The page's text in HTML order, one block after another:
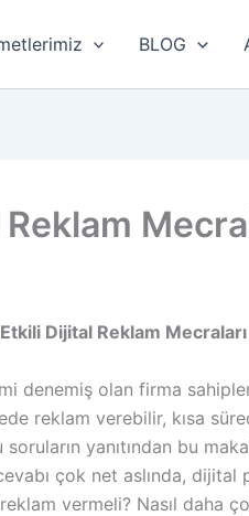
BLOG
Dijital Reklam Mecraları
denemiş olan firma
reklam verebilir, kısa
yanıtından bu
çok net aslında, dijital
vermeli? Nasıl daha